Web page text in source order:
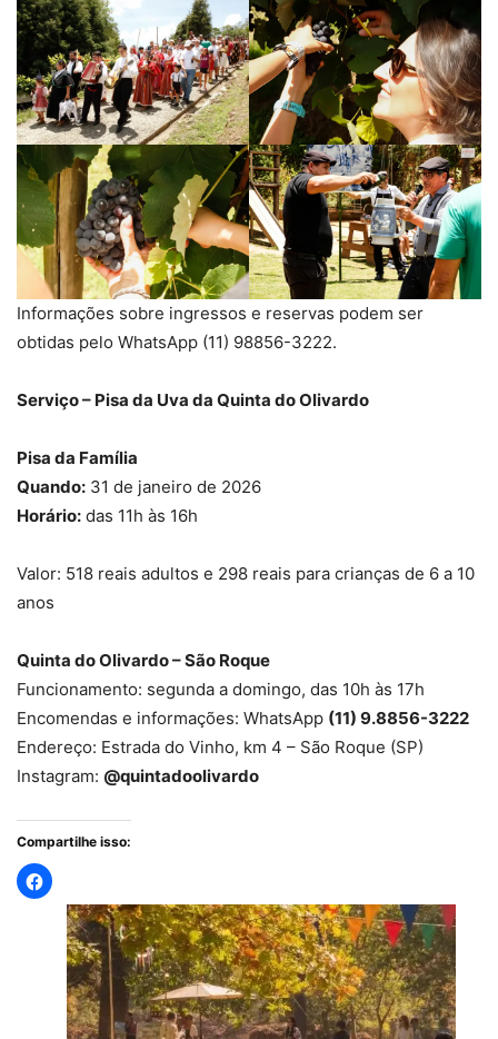
Informações sobre ingressos e reservas podem ser
obtidas pelo WhatsApp (11) 98856-3222.
Serviço – Pisa da Uva da Quinta do Olivardo
Pisa da Família
Quando: 31 de janeiro de 2026
Horário: das 11h às 16h
Valor: 518 reais adultos e 298 reais para crianças de 6 a 10
anos
Quinta do Olivardo – São Roque
Funcionamento: segunda a domingo, das 10h às 17h
Encomendas e informações: WhatsApp (11) 9.8856-3222
Endereço: Estrada do Vinho, km 4 – São Roque (SP)
Instagram: @quintadoolivardo
Compartilhe isso: